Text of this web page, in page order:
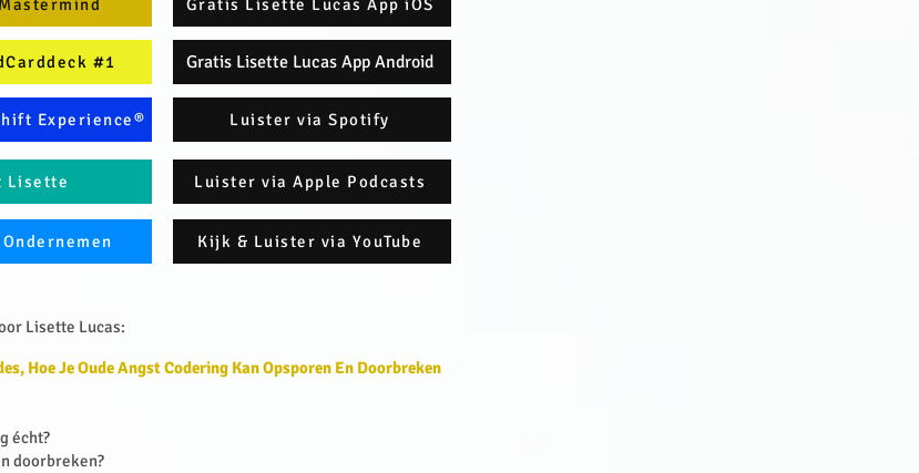
#1
Experience®
Gratis Lisette Lucas App iOS
Gratis Lisette Lucas App Android
Luister via Spotify
Lisette Luister via Apple Podcasts
Kijk & Luister via YouTube
Lisette Lucas:​
Hoe Je Oude Angst Codering Kan Opsporen En Doorbreken
écht?
doorbreken?